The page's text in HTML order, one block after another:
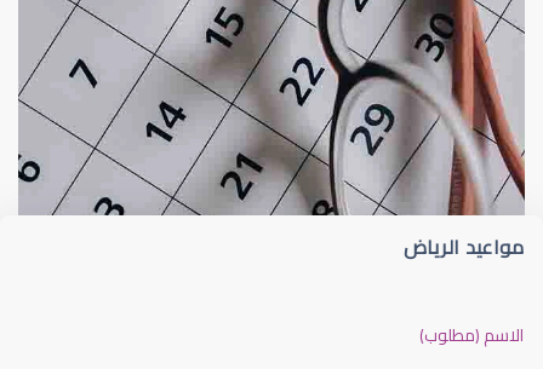
قلوبال لرعاية العين ضعف نظر
مواعيد الرياض
الاسم (مطلوب)